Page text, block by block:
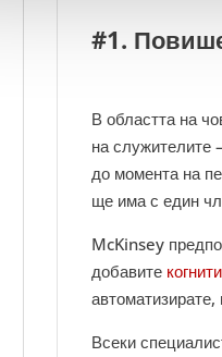
#1.
В областта на
на служителите
до момента на
ще има с един
McKinsey
добавите
автоматизирате,
Всеки